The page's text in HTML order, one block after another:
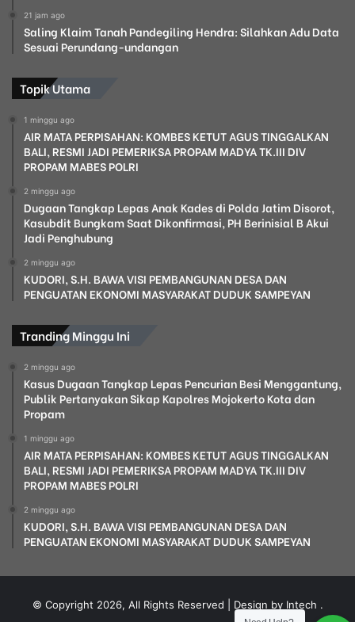
21 jam ago
Saling Klaim Tanah Pandegiling Hendra: Silahkan Adu Data
Sesuai Perundang-undangan
Topik Utama
1 minggu ago
AIR MATA PERPISAHAN: KOMBES KETUT AGUS TINGGALKAN
BALI, RESMI JADI PEMERIKSA PROPAM MADYA TK.III DIV
PROPAM MABES POLRI
2 minggu ago
Dugaan Tangkap Lepas Anak Kades di Polda Jatim Disorot,
Kasubdit Bungkam Saat Dikonfirmasi, PH Berinisial B Akui
Jadi Penghubung
2 minggu ago
KUDORI, S.H. BAWA VISI PEMBANGUNAN DESA DAN
PENGUATAN EKONOMI MASYARAKAT DUDUK SAMPEYAN
Tranding Minggu Ini
2 minggu ago
Kasus Dugaan Tangkap Lepas Pencurian Besi Menggantung,
Publik Pertanyakan Sikap Kapolres Mojokerto Kota dan
Propam
1 minggu ago
AIR MATA PERPISAHAN: KOMBES KETUT AGUS TINGGALKAN
BALI, RESMI JADI PEMERIKSA PROPAM MADYA TK.III DIV
PROPAM MABES POLRI
2 minggu ago
KUDORI, S.H. BAWA VISI PEMBANGUNAN DESA DAN
PENGUATAN EKONOMI MASYARAKAT DUDUK SAMPEYAN
© Copyright 2026, All Rights Reserved | Design by Intech .